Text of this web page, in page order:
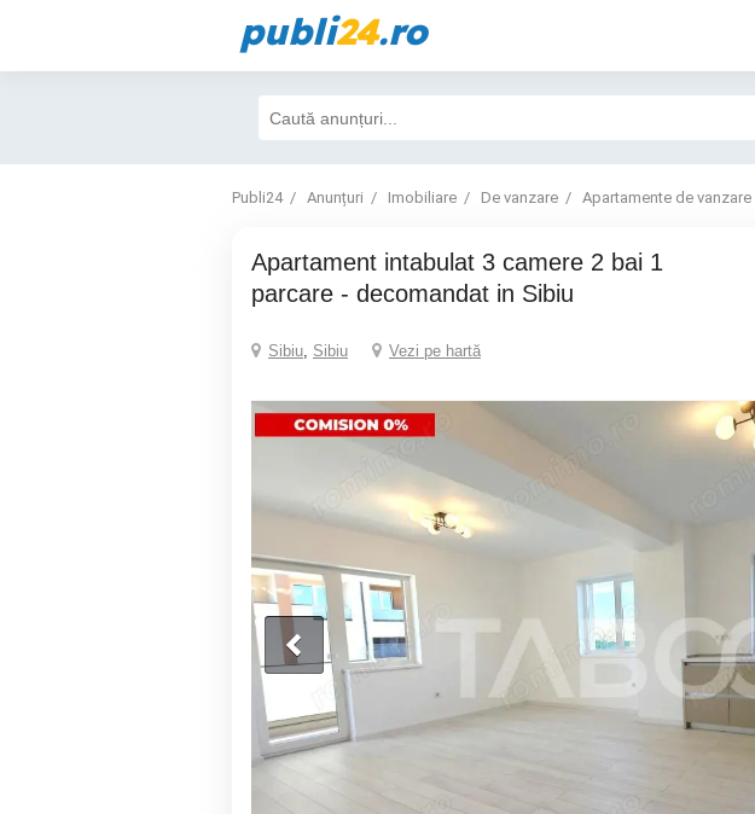
publi24.ro
Publi24 Anunțuri Imobiliare De vanzare Apartamente de vanzare
Apartament intabulat 3 camere 2 bai 1
parcare - decomandat in Sibiu
Sibiu, Sibiu Vezi pe hartă